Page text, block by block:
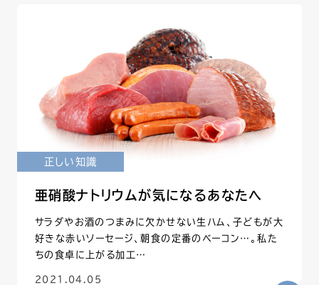
正しい知識
亜硝酸ナトリウムが気になるあなたへ
サラダやお酒のつまみに欠かせない生ハム、子どもが大
好きな赤いソーセージ、朝食の定番のベーコン…。私た
ちの食卓に上がる加工…
2021.04.05